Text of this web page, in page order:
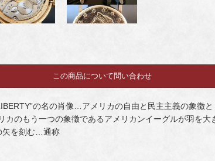
の名の肖像…アメリカの自由と民主主義の象徴
カのもう一つの象徴であるアメリカンイーグルが羽を大
矢を刻む…通称